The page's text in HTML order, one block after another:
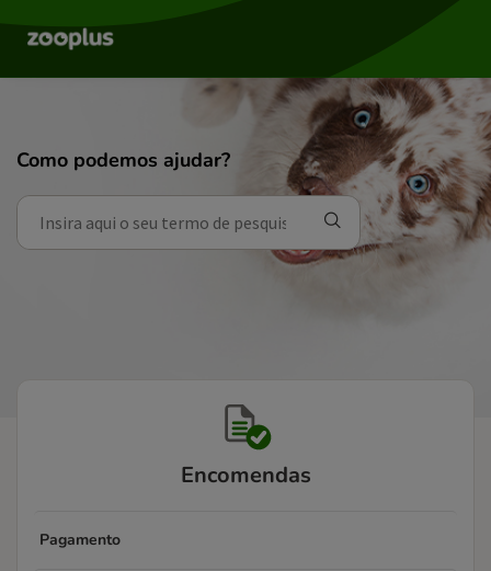
Como podemos ajudar?
Encomendas
Pagamento